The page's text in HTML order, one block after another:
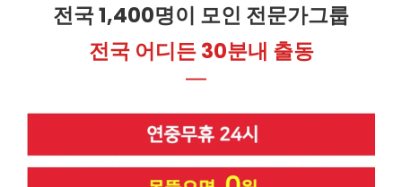
전국 1,400명이 모인 전문가그룹
전국 어디든 30분내 출동